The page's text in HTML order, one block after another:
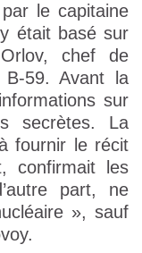
le capitaine
était basé sur
chef de
B-59. Avant la
sur
secrètes. La
fournir le récit
confirmait les
part, ne
», sauf